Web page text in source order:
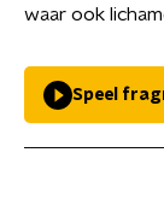
waar ook
Speel